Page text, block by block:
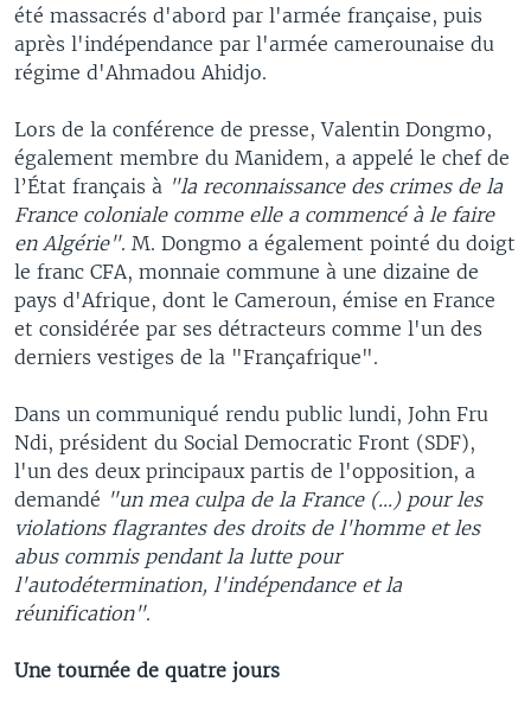
été massacrés d'abord par l'armée française, puis
après l'indépendance par l'armée camerounaise du
régime d'Ahmadou Ahidjo.
Lors de la conférence de presse, Valentin Dongmo,
également membre du Manidem, a appelé le chef de
l’État français à "la reconnaissance des crimes de la
France coloniale comme elle a commencé à le faire
en Algérie". M. Dongmo a également pointé du doigt
le franc CFA, monnaie commune à une dizaine de
pays d'Afrique, dont le Cameroun, émise en France
et considérée par ses détracteurs comme l'un des
derniers vestiges de la "Françafrique".
Dans un communiqué rendu public lundi, John Fru
Ndi, président du Social Democratic Front (SDF),
l'un des deux principaux partis de l'opposition, a
demandé "un mea culpa de la France (...) pour les
violations flagrantes des droits de l'homme et les
abus commis pendant la lutte pour
l'autodétermination, l'indépendance et la
réunification".
Une tournée de quatre jours